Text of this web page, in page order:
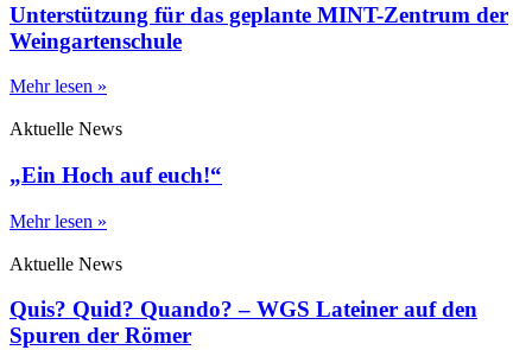
Unterstützung für das geplante MINT-Zentrum der
Weingartenschule
Mehr lesen »
Aktuelle News
„Ein Hoch auf euch!“
Mehr lesen »
Aktuelle News
Quis? Quid? Quando? – WGS Lateiner auf den
Spuren der Römer